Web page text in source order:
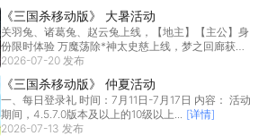
《三国杀移动版》 大暑活动
关羽兔、诸葛兔、赵云兔上线，【地主】【主公】身
份限时体验 万魔荡除*神太史慈上线，梦之回廊获得
荡然... [详情]
2026-07-20 发布
《三国杀移动版》 仲夏活动
一、每日登录礼 时间：7月11日-7月17日 内容： 活动
期间，4.5.7.0版本及以上的10级以上...
[详情]
2026-07-13 发布